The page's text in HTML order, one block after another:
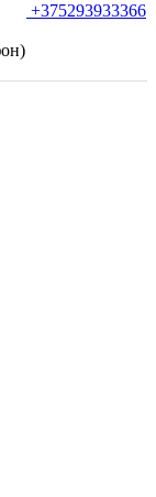
+375293933366